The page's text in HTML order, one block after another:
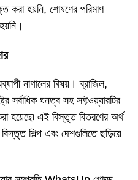
হয়নি, শোষণের পরিমাণ
নাগালের বিষয়। ব্রাজিল,
সর্বাধিক ঘনত্ব সহ সফ্টওয়্যারটির
হয়েছে৷ এই বিস্তৃত বিতরণের অর্থ
শিল্প এবং দেশগুলিতে ছড়িয়ে